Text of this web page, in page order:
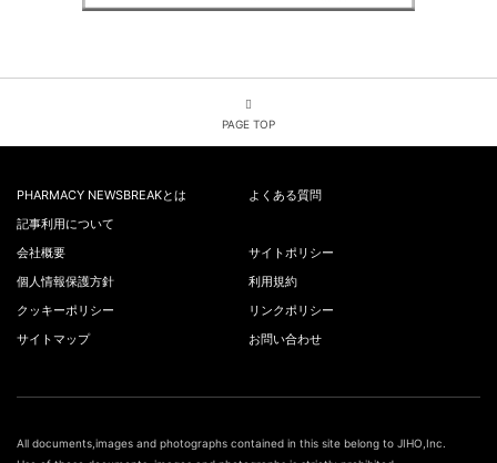
PAGE TOP
PHARMACY NEWSBREAKとは
よくある質問
記事利用について
会社概要
サイトポリシー
個人情報保護方針
利用規約
クッキーポリシー
リンクポリシー
サイトマップ
お問い合わせ
All documents,images and photographs contained in this site belong to JIHO,Inc.